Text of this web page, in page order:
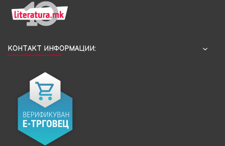
КОНТАКТ ИНФОРМАЦИИ: